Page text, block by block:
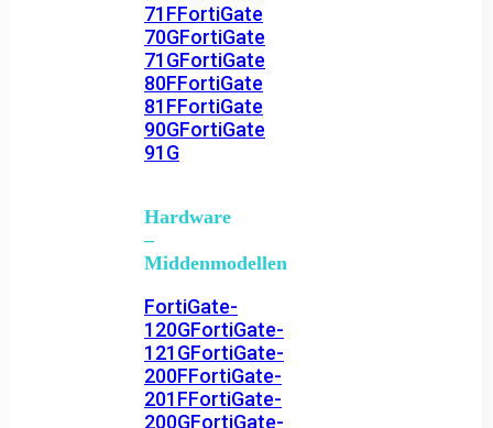
71FFortiGate
70GFortiGate
71GFortiGate
80FFortiGate
81FFortiGate
90GFortiGate
91G
Hardware
–
Middenmodellen
FortiGate-
120GFortiGate-
121GFortiGate-
200FFortiGate-
201FFortiGate-
200GFortiGate-